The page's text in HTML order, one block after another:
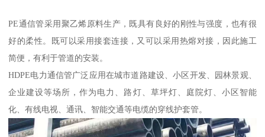
PE通信管采用聚乙烯原料生产，既具有良好的刚性与强度，也有很
好的柔性。既可以采用接套连接，又可以采用热熔对接，因此施工
简便，有利于管道的安装。
HDPE电力通信管广泛应用在城市道路建设、小区开发、园林景观、
企业建设等场所，作为电力、路灯、草坪灯、庭院灯、小区智能
化、有线电视、通讯、智能交通等电缆的穿线护套管。